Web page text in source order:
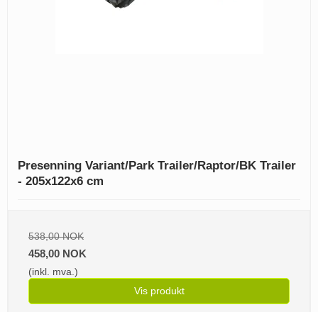
Presenning Variant/Park Trailer/Raptor/BK Trailer
- 205x122x6 cm
538,00 NOK
458,00 NOK
(inkl. mva.)
Vis produkt